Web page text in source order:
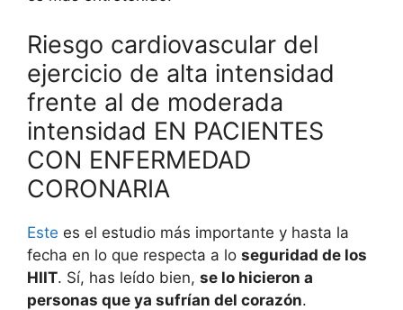
Riesgo cardiovascular del
ejercicio de alta intensidad
frente al de moderada
intensidad EN PACIENTES
CON ENFERMEDAD
CORONARIA
Este es el estudio más importante y hasta la
fecha en lo que respecta a lo seguridad de los
HIIT. Sí, has leído bien, se lo hicieron a
personas que ya sufrían del corazón.